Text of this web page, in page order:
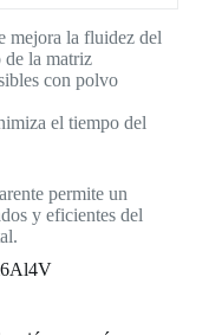
mejora la fluidez del
la matriz
con polvo
el tiempo del
permite un
y eficientes del